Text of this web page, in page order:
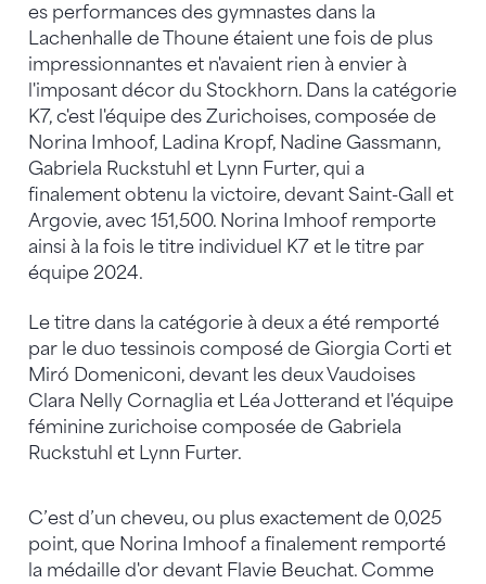
es performances des gymnastes dans la
Lachenhalle de Thoune étaient une fois de plus
impressionnantes et n'avaient rien à envier à
l'imposant décor du Stockhorn. Dans la catégorie
K7, c'est l'équipe des Zurichoises, composée de
Norina Imhoof, Ladina Kropf, Nadine Gassmann,
Gabriela Ruckstuhl et Lynn Furter, qui a
finalement obtenu la victoire, devant Saint-Gall et
Argovie, avec 151,500. Norina Imhoof remporte
ainsi à la fois le titre individuel K7 et le titre par
équipe 2024.
Le titre dans la catégorie à deux a été remporté
par le duo tessinois composé de Giorgia Corti et
Miró Domeniconi, devant les deux Vaudoises
Clara Nelly Cornaglia et Léa Jotterand et l'équipe
féminine zurichoise composée de Gabriela
Ruckstuhl et Lynn Furter.
C’est d’un cheveu, ou plus exactement de 0,025
point, que Norina Imhoof a finalement remporté
la médaille d'or devant Flavie Beuchat. Comme